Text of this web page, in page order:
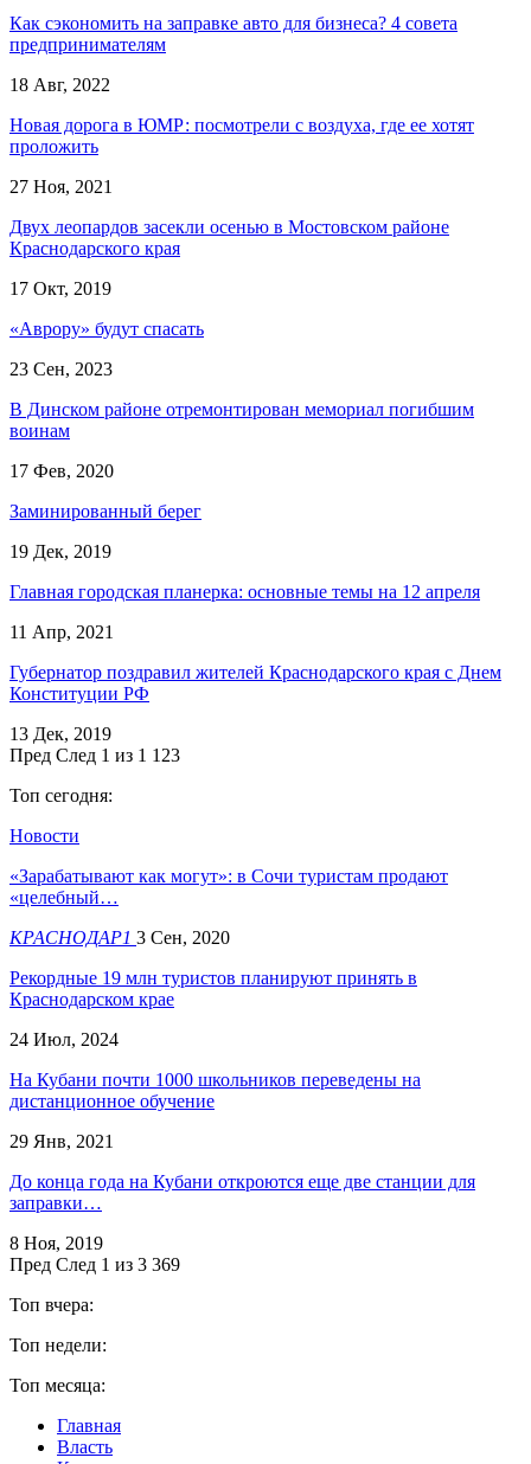
Как сэкономить на заправке авто для бизнеса? 4 совета
предпринимателям
18 Авг, 2022
Новая дорога в ЮМР: посмотрели с воздуха, где ее хотят
проложить
27 Ноя, 2021
Двух леопардов засекли осенью в Мостовском районе
Краснодарского края
17 Окт, 2019
«Аврору» будут спасать
23 Сен, 2023
В Динском районе отремонтирован мемориал погибшим
воинам
17 Фев, 2020
Заминированный берег
19 Дек, 2019
Главная городская планерка: основные темы на 12 апреля
11 Апр, 2021
Губернатор поздравил жителей Краснодарского края с Днем
Конституции РФ
13 Дек, 2019
Пред След 1 из 1 123
Топ сегодня:
Новости
«Зарабатывают как могут»: в Сочи туристам продают
«целебный…
КРАСНОДАР1 3 Сен, 2020
Рекордные 19 млн туристов планируют принять в
Краснодарском крае
24 Июл, 2024
На Кубани почти 1000 школьников переведены на
дистанционное обучение
29 Янв, 2021
До конца года на Кубани откроются еще две станции для
заправки…
8 Ноя, 2019
Пред След 1 из 3 369
Топ вчера:
Топ недели:
Топ месяца:
Главная
Власть